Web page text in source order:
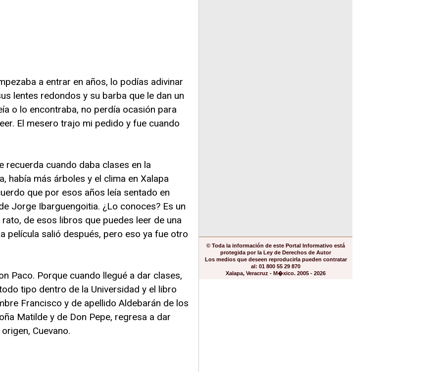
a entrar en años, lo podías adivinar
lentes redondos y su barba que le dan un
o lo encontraba, no perdía ocasión para
El mesero trajo mi pedido y fue cuando
recuerda cuando daba clases en la
había más árboles y el clima en Xalapa
que por esos años leía sentado en
Jorge Ibarguengoitia. ¿Lo conoces? Es un
de esos libros que puedes leer de una
película salió después, pero eso ya fue otro
Paco. Porque cuando llegué a dar clases,
tipo dentro de la Universidad y el libro
Francisco y de apellido Aldebarán de los
Matilde y de Don Pepe, regresa a dar
Cuevano.
© Toda la información de este Portal Informativo está
protegida por la Ley de Derechos de Autor
Los medios que deseen reproducirla pueden contratar
al: 01 800 55 29 870
Xalapa, Veracruz - M�xico. 2005 - 2026